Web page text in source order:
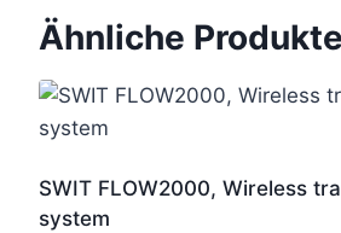
Ähnliche Produkte
SWIT FLOW2000, Wireless
system